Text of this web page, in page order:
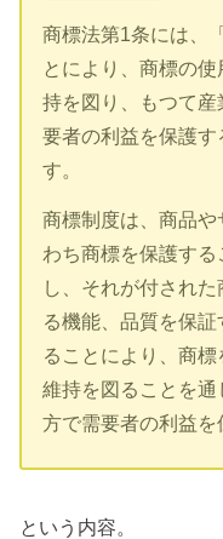
商標法第1条には、
とにより、商標の
持を図り、もつて
要者の利益を保護す
す。
商標制度は、商品
わち商標を保護す
し、それが付され
る機能、品質を保
ることにより、商
維持を図ることを
方で需要者の利益を
という内容。